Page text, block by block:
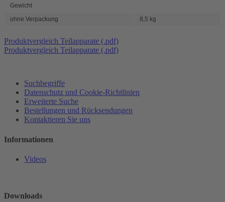
Gewicht
ohne Verpackung
8,5 kg
Produktvergleich Teilapparate (.pdf)
Produktvergleich Teilapparate (.pdf)
Suchbegriffe
Datenschutz und Cookie-Richtlinien
Erweiterte Suche
Bestellungen und Rücksendungen
Kontaktieren Sie uns
Informationen
Videos
Downloads